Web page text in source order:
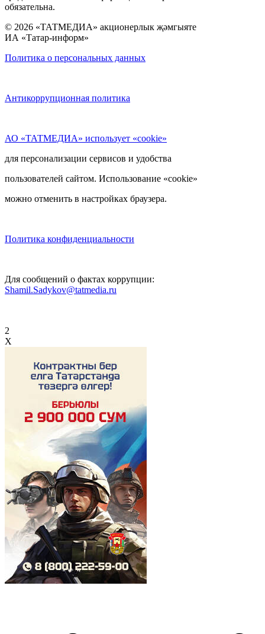
обязательна.
© 2026 «ТАТМЕДИА» акционерлык җәмгыяте
ИА «Татар-информ»
Политика о персональных данных
Антикоррупционная политика
АО «ТАТМЕДИА» использует «cookie»
для персонализации сервисов и удобства
пользователей сайтом. Использование «cookie»
можно отменить в настройках браузера.
Политика конфиденциальности
Для сообщений о фактах коррупции:
Shamil.Sadykov@tatmedia.ru
2
X